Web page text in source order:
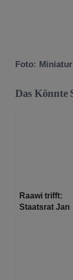
Foto:
Das Könnte
Raawi trifft:
Staatsrat Jan